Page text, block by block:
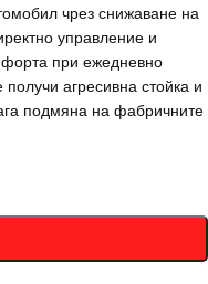
чрез снижаване на
управление и
при ежедневно
агресивна стойка и
подмяна на фабричните